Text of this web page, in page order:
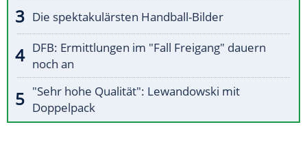
Die spektakulärsten Handball-Bilder
DFB: Ermittlungen im "Fall Freigang" dauern
noch an
"Sehr hohe Qualität": Lewandowski mit
Doppelpack